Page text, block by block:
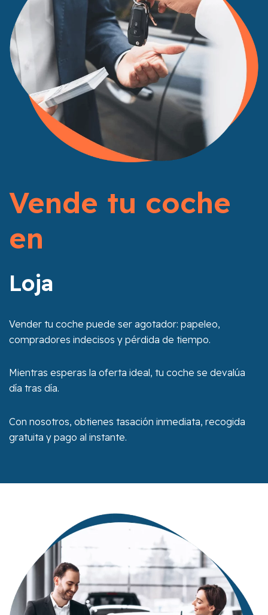
Vende tu coche
en
Loja
Vender tu coche puede ser agotador: papeleo,
compradores indecisos y pérdida de tiempo.
Mientras esperas la oferta ideal, tu coche se devalúa
día tras día.
Con nosotros, obtienes tasación inmediata, recogida
gratuita y pago al instante.